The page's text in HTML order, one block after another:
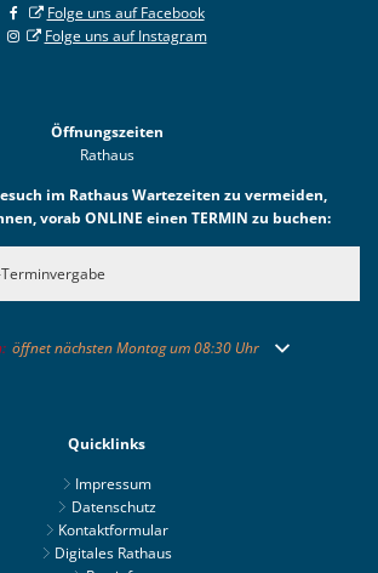
Folge uns auf Facebook
Folge uns auf Instagram
Öffnungszeiten
Rathaus
im Rathaus Wartezeiten zu vermeiden,
vorab ONLINE einen TERMIN zu buchen:
weitere Öffnungs- oder Schließzeiten auszublenden
öffnet nächsten Montag um 08:30 Uhr
Quicklinks
Impressum
Datenschutz
Kontaktformular
Digitales Rathaus